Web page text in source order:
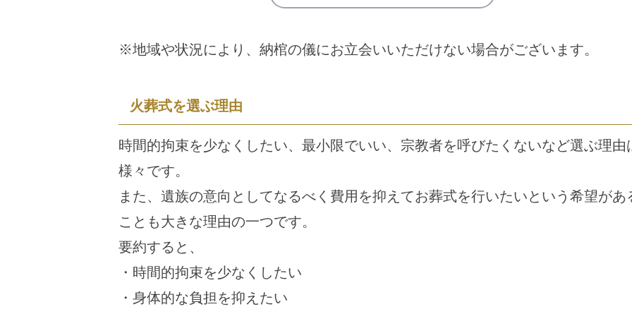
※地域や状況により、納棺の儀にお立会いいただけない場合がございます。
火葬式を選ぶ理由
時間的拘束を少なくしたい、最小限でいい、宗教者を呼びたくないなど選ぶ理由
様々です。
また、遺族の意向としてなるべく費用を抑えてお葬式を行いたいという希望があ
ことも大きな理由の一つです。
要約すると、
・時間的拘束を少なくしたい
・身体的な負担を抑えたい